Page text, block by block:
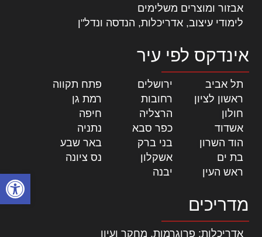
פתח
אבזור ומוצרים משלימים
לימודי עיצוב, אדריכלות, הנדסה ונדל"ן
אינדקס לפי עיר
תל אביב ירושלים פתח תקווה
ראשון לציון
רחובות רמת גן
חולון
הרצליה חיפה
אשדוד
כפר סבא נתניה
הוד השרון
בני ברק באר שבע
בת ים
אשקלון נס ציונה
ראש העין
יבנה
מדריכים
אדריכלות: פרוגרמות, מחקר ועיון